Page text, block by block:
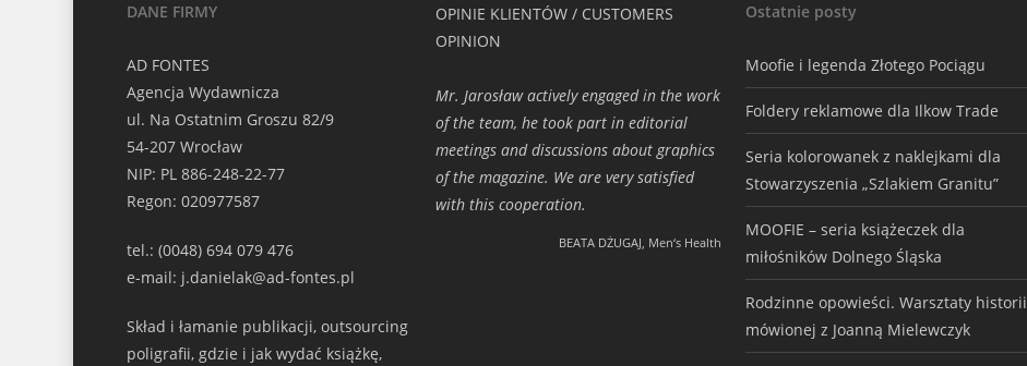
DANE FIRMY
AD FONTES
Agencja Wydawnicza
ul. Na Ostatnim Groszu 82/9
54-207 Wrocław
NIP: PL 886-248-22-77
Regon: 020977587
tel.: (0048) 694 079 476
e-mail: j.danielak@ad-fontes.pl
Skład i łamanie publikacji, outsourcing
poligrafii, gdzie i jak wydać książkę,
OPINIE KLIENTÓW / CUSTOMERS
OPINION
Mr. Jarosław actively engaged in the work
of the team, he took part in editorial
meetings and discussions about graphics
of the magazine. We are very satisfied
with this cooperation.
BEATA DŻUGAJ, Men‘s Health
Ostatnie posty
Moofie i legenda Złotego Pociągu
Foldery reklamowe dla Ilkow Trade
Seria kolorowanek z naklejkami dla
Stowarzyszenia „Szlakiem Granitu”
MOOFIE – seria książeczek dla
miłośników Dolnego Śląska
Rodzinne opowieści. Warsztaty historii
mówionej z Joanną Mielewczyk